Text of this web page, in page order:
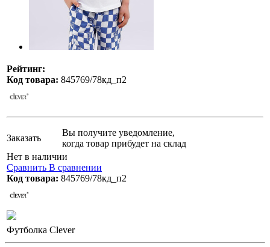
Рейтинг:
Код товара: 845769/78кд_п2
Заказать
Вы получите уведомление,
когда товар прибудет на склад
Нет в наличии
Сравнить В сравнении
Код товара: 845769/78кд_п2
Футболка Clever